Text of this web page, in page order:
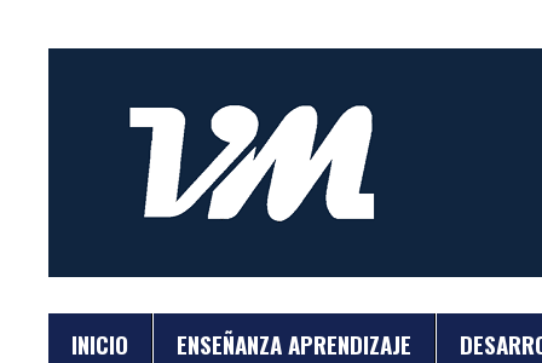
INICIO ENSEÑANZA APRENDIZAJE